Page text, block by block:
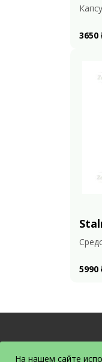
3650
5990
На нашем сайте